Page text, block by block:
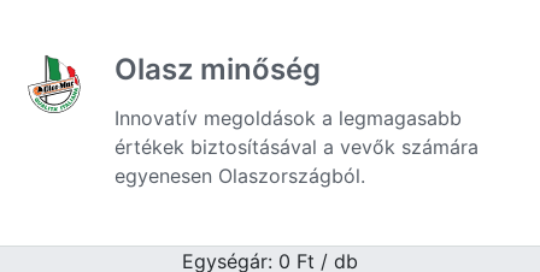
Olasz minőség
Innovatív megoldások a legmagasabb
értékek biztosításával a vevők számára
egyenesen Olaszországból.
Egységár: 0 Ft / db